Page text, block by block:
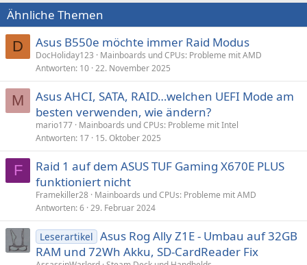
Ähnliche Themen
D Asus B550e möchte immer Raid Modus
DocHoliday123
Mainboards und CPUs: Probleme mit AMD
Antworten 10 22. November 2025
M
Asus AHCI, SATA, RAID…welchen UEFI Mode am
besten verwenden, wie ändern?
mario177 Mainboards und CPUs: Probleme mit Intel
Antworten 17 15. Oktober 2025
F
Raid 1 auf dem ASUS TUF Gaming X670E PLUS
funktioniert nicht
Framekiller28 Mainboards und CPUs: Probleme mit AMD
Antworten 6 29. Februar 2024
Leserartikel Asus Rog Ally Z1E - Umbau auf 32GB
RAM und 72Wh Akku, SD-CardReader Fix